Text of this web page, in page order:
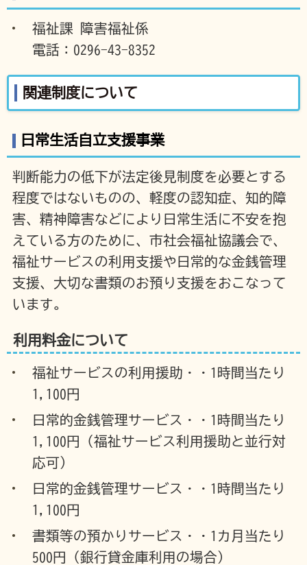
福祉課 障害福祉係
電話：0296-43-8352
関連制度について
日常生活自立支援事業
判断能力の低下が法定後見制度を必要とする
程度ではないものの、軽度の認知症、知的障
害、精神障害などにより日常生活に不安を抱
えている方のために、市社会福祉協議会で、
福祉サービスの利用支援や日常的な金銭管理
支援、大切な書類のお預り支援をおこなって
います。
利用料金について
福祉サービスの利用援助・・1時間当たり
1,100円
日常的金銭管理サービス・・1時間当たり
1,100円（福祉サービス利用援助と並行対
応可）
日常的金銭管理サービス・・1時間当たり
1,100円
書類等の預かりサービス・・1カ月当たり
500円（銀行貸金庫利用の場合）